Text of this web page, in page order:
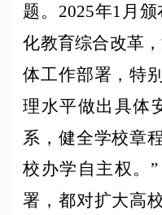
题。2025年1月
化教育综合改革
体工作部署，特
理水平做出具体
系，健全学校章
校办学自主权。
署，都对扩大高